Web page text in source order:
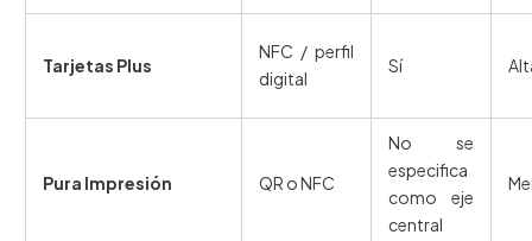
Tarjetas Plus
NFC / perfil
digital
Sí
Pura Impresión QR o NFC
No se
especifica
como eje
central